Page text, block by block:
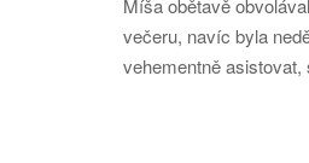
večeru, navíc byla
vehementně asistovat,